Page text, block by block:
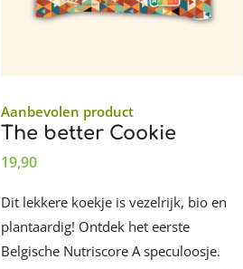
Aanbevolen product
The better Cookie
19,90
Dit lekkere koekje is vezelrijk, bio en
plantaardig! Ontdek het eerste
Belgische Nutriscore A speculoosje.